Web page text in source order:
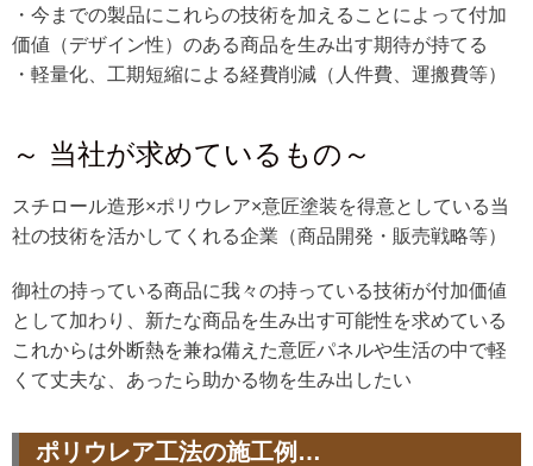
・今までの製品にこれらの技術を加えることによって付加
価値（デザイン性）のある商品を生み出す期待が持てる
・軽量化、工期短縮による経費削減（人件費、運搬費等）
～ 当社が求めているもの～
スチロール造形×ポリウレア×意匠塗装を得意としている当
社の技術を活かしてくれる企業（商品開発・販売戦略等）
御社の持っている商品に我々の持っている技術が付加価値
として加わり、 新たな商品を生み出す可能性を求めている
これからは外断熱を兼ね備えた意匠パネルや生活の中で軽
くて丈夫な、あったら助かる物を生み出したい
ポリウレア工法の施工例…